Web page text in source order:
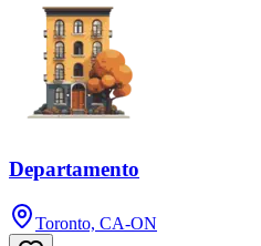
Departamento
Toronto, CA-ON